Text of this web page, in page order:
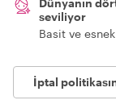
seviliyor
Basit ve
İptal